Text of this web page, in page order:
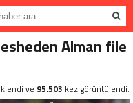
Alman file
ve 95.503 kez görüntülendi.